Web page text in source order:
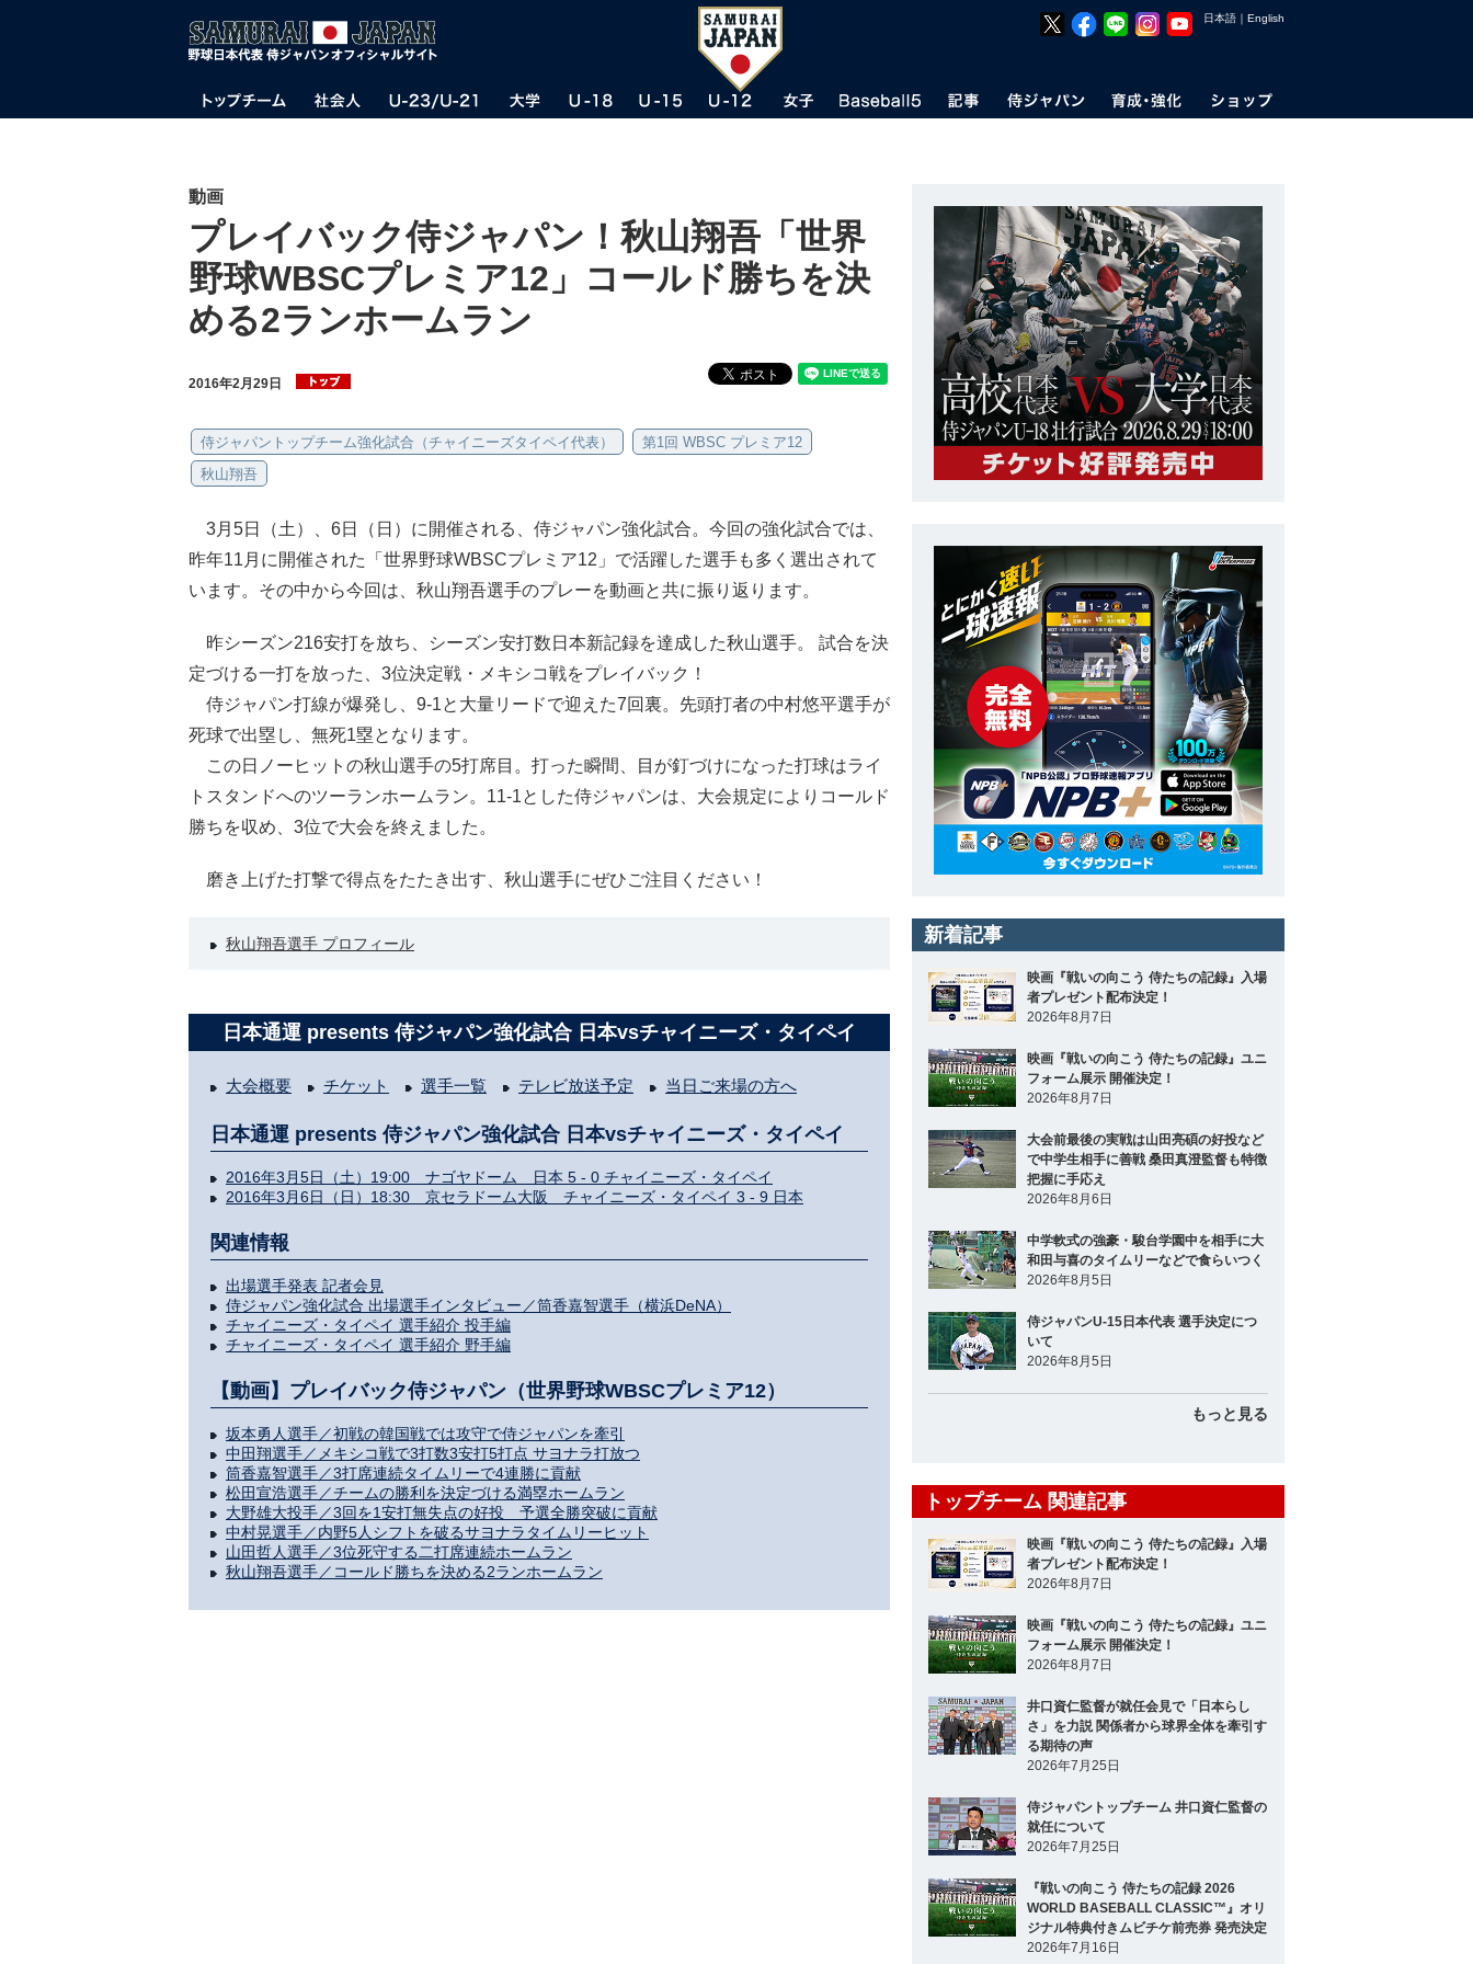
日本語 ｜ English
動画
プレイバック侍ジャパン！秋山翔吾「世界
野球WBSCプレミア12」コールド勝ちを決
める2ランホームラン
2016年2月29日
侍ジャパントップチーム強化試合（チャイニーズタイペイ代表）
第1回 WBSC プレミア12
秋山翔吾
3月5日（土）、6日（日）に開催される、侍ジャパン強化試合。今回の強化試合では、
昨年11月に開催された「世界野球WBSCプレミア12」で活躍した選手も多く選出されて
います。その中から今回は、秋山翔吾選手のプレーを動画と共に振り返ります。
昨シーズン216安打を放ち、シーズン安打数日本新記録を達成した秋山選手。 試合を決
定づける一打を放った、3位決定戦・メキシコ戦をプレイバック！
侍ジャパン打線が爆発し、9-1と大量リードで迎えた7回裏。先頭打者の中村悠平選手が
死球で出塁し、無死1塁となります。
この日ノーヒットの秋山選手の5打席目。打った瞬間、目が釘づけになった打球はライ
トスタンドへのツーランホームラン。11-1とした侍ジャパンは、大会規定によりコールド
勝ちを収め、3位で大会を終えました。
磨き上げた打撃で得点をたたき出す、秋山選手にぜひご注目ください！
秋山翔吾選手 プロフィール
日本通運 presents 侍ジャパン強化試合 日本vsチャイニーズ・タイペイ
大会概要 チケット 選手一覧 テレビ放送予定 当日ご来場の方へ
日本通運 presents 侍ジャパン強化試合 日本vsチャイニーズ・タイペイ
2016年3月5日（土）19:00 ナゴヤドーム 日本 5 - 0 チャイニーズ・タイペイ
2016年3月6日（日）18:30 京セラドーム大阪 チャイニーズ・タイペイ 3 - 9 日本
関連情報
出場選手発表 記者会見
侍ジャパン強化試合 出場選手インタビュー／筒香嘉智選手（横浜DeNA）
チャイニーズ・タイペイ 選手紹介 投手編
チャイニーズ・タイペイ 選手紹介 野手編
【動画】プレイバック侍ジャパン（世界野球WBSCプレミア12）
坂本勇人選手／初戦の韓国戦では攻守で侍ジャパンを牽引
中田翔選手／メキシコ戦で3打数3安打5打点 サヨナラ打放つ
筒香嘉智選手／3打席連続タイムリーで4連勝に貢献
松田宣浩選手／チームの勝利を決定づける満塁ホームラン
大野雄大投手／3回を1安打無失点の好投 予選全勝突破に貢献
中村晃選手／内野5人シフトを破るサヨナラタイムリーヒット
山田哲人選手／3位死守する二打席連続ホームラン
秋山翔吾選手／コールド勝ちを決める2ランホームラン
新着記事
映画『戦いの向こう 侍たちの記録』入場
者プレゼント配布決定！
2026年8月7日
映画『戦いの向こう 侍たちの記録』ユニ
フォーム展示 開催決定！
2026年8月7日
大会前最後の実戦は山田亮碩の好投など
で中学生相手に善戦 桑田真澄監督も特徴
把握に手応え
2026年8月6日
中学軟式の強豪・駿台学園中を相手に大
和田与喜のタイムリーなどで食らいつく
2026年8月5日
侍ジャパンU-15日本代表 選手決定につ
いて
2026年8月5日
もっと見る
トップチーム 関連記事
映画『戦いの向こう 侍たちの記録』入場
者プレゼント配布決定！
2026年8月7日
映画『戦いの向こう 侍たちの記録』ユニ
フォーム展示 開催決定！
2026年8月7日
井口資仁監督が就任会見で「日本らし
さ」を力説 関係者から球界全体を牽引す
る期待の声
2026年7月25日
侍ジャパントップチーム 井口資仁監督の
就任について
2026年7月25日
『戦いの向こう 侍たちの記録 2026
WORLD BASEBALL CLASSIC™』オリ
ジナル特典付きムビチケ前売券 発売決定
2026年7月16日